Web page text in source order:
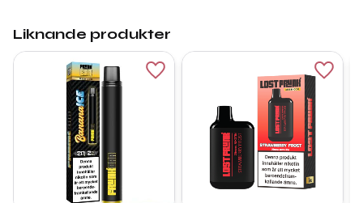
Liknande produkter
Lägg till i favoriter Lägg